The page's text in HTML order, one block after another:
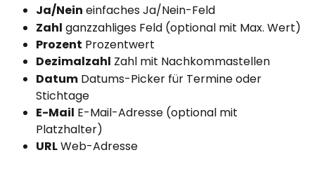
Ja/Nein einfaches Ja/Nein-Feld
Zahl ganzzahliges Feld (optional mit Max. Wert)
Prozent Prozentwert
Dezimalzahl Zahl mit Nachkommastellen
Datum Datums-Picker für Termine oder
Stichtage
E-Mail E-Mail-Adresse (optional mit
Platzhalter)
URL Web-Adresse